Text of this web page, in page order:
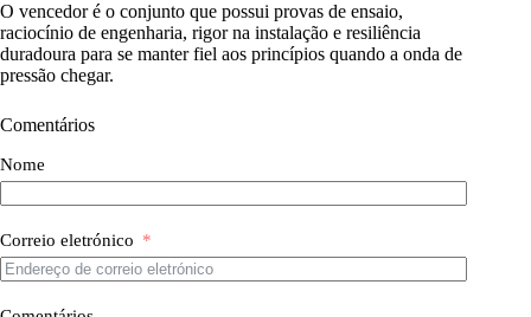
O vencedor é o conjunto que possui provas de ensaio,
raciocínio de engenharia, rigor na instalação e resiliência
duradoura para se manter fiel aos princípios quando a onda de
pressão chegar.
Comentários
Nome
Correio eletrónico